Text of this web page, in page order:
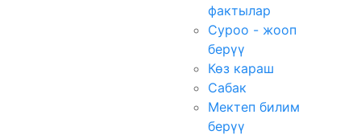
фактылар
Суроо - жооп
берүү
Көз караш
Сабак
Мектеп билим
берүү